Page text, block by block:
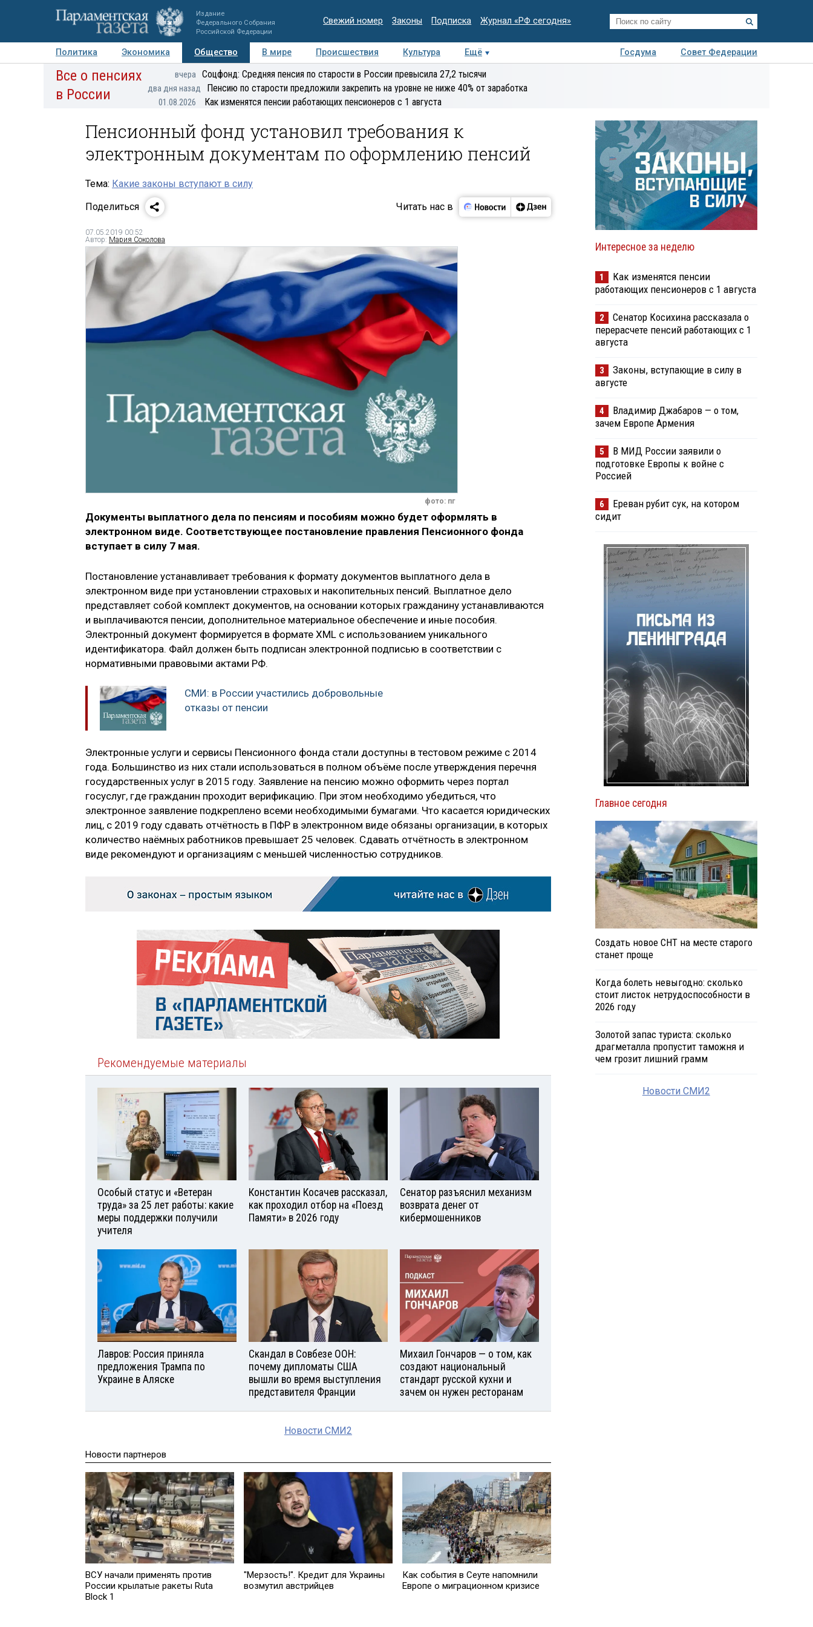
Издание
Федерального Собрания
Российской Федерации
Свежий номер Законы Подписка Журнал «РФ сегодня»
Политика Экономика Общество В мире Происшествия Культура Ещё Госдума
Совет Федерации
Авторы Персоны Мнения Регионы Медиацентр Интервью Колумнисты
экспертиза
Все о пенсиях
в России
вчера Соцфонд: Средняя пенсия по старости в России превысила 27,2 тысячи
два дня назад Пенсию по старости предложили закрепить на уровне не ниже 40% от заработка
01.08.2026 Как изменятся пенсии работающих пенсионеров с 1 августа
Пенсионный фонд установил требования к
электронным документам по оформлению пенсий
Тема: Какие законы вступают в силу
Поделиться
Читать нас в
07.05.2019 00:52
Автор: Мария Соколова
фото: пг
Документы выплатного дела по пенсиям и пособиям можно будет оформлять в
электронном виде. Соответствующее постановление правления Пенсионного фонда
вступает в силу 7 мая.
Постановление устанавливает требования к формату документов выплатного дела в
электронном виде при установлении страховых и накопительных пенсий. Выплатное дело
представляет собой комплект документов, на основании которых гражданину устанавливаются
и выплачиваются пенсии, дополнительное материальное обеспечение и иные пособия.
Электронный документ формируется в формате XML с использованием уникального
идентификатора. Файл должен быть подписан электронной подписью в соответствии с
нормативными правовыми актами РФ.
СМИ: в России участились добровольные
отказы от пенсии
Электронные услуги и сервисы Пенсионного фонда стали доступны в тестовом режиме с 2014
года. Большинство из них стали использоваться в полном объёме после утверждения перечня
государственных услуг в 2015 году. Заявление на пенсию можно оформить через портал
госуслуг, где гражданин проходит верификацию. При этом необходимо убедиться, что
электронное заявление подкреплено всеми необходимыми бумагами. Что касается юридических
лиц, с 2019 году сдавать отчётность в ПФР в электронном виде обязаны организации, в которых
количество наёмных работников превышает 25 человек. Сдавать отчётность в электронном
виде рекомендуют и организациям с меньшей численностью сотрудников.
Рекомендуемые материалы
Особый статус и «Ветеран
труда» за 25 лет работы: какие
меры поддержки получили
учителя
Константин Косачев рассказал,
как проходил отбор на «Поезд
Памяти» в 2026 году
Сенатор разъяснил механизм
возврата денег от
кибермошенников
Лавров: Россия приняла
предложения Трампа по
Украине в Аляске
Скандал в Совбезе ООН:
почему дипломаты США
вышли во время выступления
представителя Франции
Михаил Гончаров — о том, как
создают национальный
стандарт русской кухни и
зачем он нужен ресторанам
Новости СМИ2
Новости партнеров
ВСУ начали применять против
России крылатые ракеты Ruta
Block 1
"Мерзость!". Кредит для Украины
возмутил австрийцев
Как события в Сеуте напомнили
Европе о миграционном кризисе
Интересное за неделю
1
Как изменятся пенсии
работающих пенсионеров с 1 августа
2
Сенатор Косихина рассказала о
перерасчете пенсий работающих с 1
августа
3
Законы, вступающие в силу в
августе
4
Владимир Джабаров — о том,
зачем Европе Армения
5
В МИД России заявили о
подготовке Европы к войне с
Россией
6
Ереван рубит сук, на котором
сидит
Главное сегодня
Создать новое СНТ на месте старого
станет проще
Когда болеть невыгодно: сколько
стоит листок нетрудоспособности в
2026 году
Золотой запас туриста: сколько
драгметалла пропустит таможня и
чем грозит лишний грамм
Новости СМИ2